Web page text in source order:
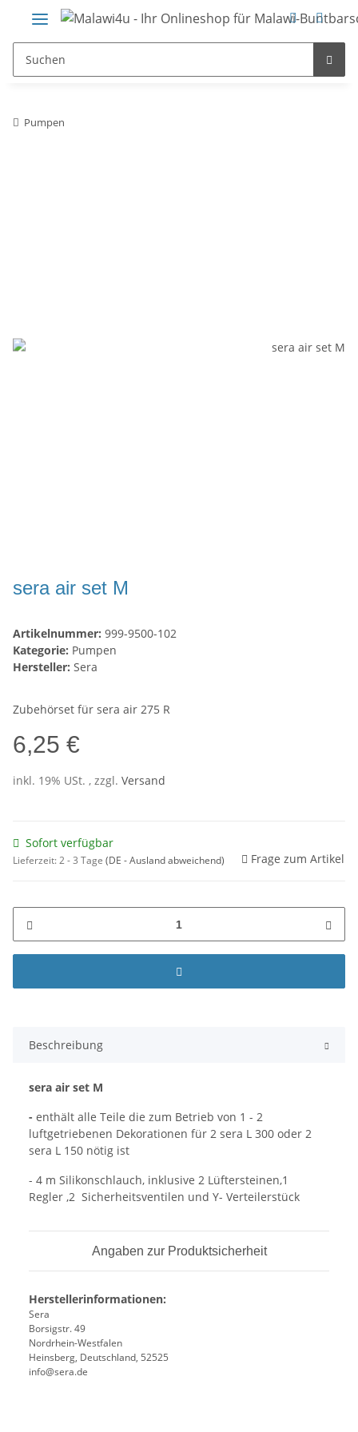
Pumpen
sera air set M
Artikelnummer: 999-9500-102
Kategorie: Pumpen
Hersteller: Sera
Zubehörset für sera air 275 R
6,25 €
inkl. 19% USt. , zzgl. Versand
Sofort verfügbar
Lieferzeit:2 - 3 Tage (DE - Ausland abweichend) Frage zum Artikel
Beschreibung
sera air set M
- enthält alle Teile die zum Betrieb von 1 - 2
luftgetriebenen Dekorationen für 2 sera L 300 oder 2
sera L 150 nötig ist
- 4 m Silikonschlauch, inklusive 2 Lüftersteinen,1
Regler ,2 Sicherheitsventilen und Y- Verteilerstück
Angaben zur Produktsicherheit
Herstellerinformationen:
Sera
Borsigstr. 49
Nordrhein-Westfalen
Heinsberg, Deutschland, 52525
info@sera.de